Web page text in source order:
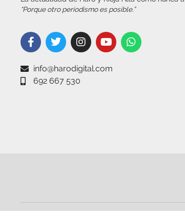
“Porque otro periodismo es posible.”
info@harodigital.com
692 667 530